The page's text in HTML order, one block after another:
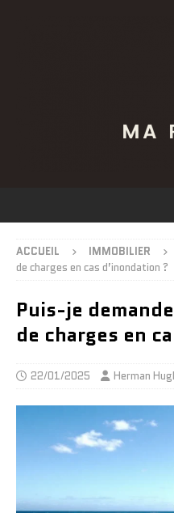
ACCUEIL IMMOBILIER
de charges en cas d’inondation ?
Puis-je
de charges en
22/01/2025 Herman